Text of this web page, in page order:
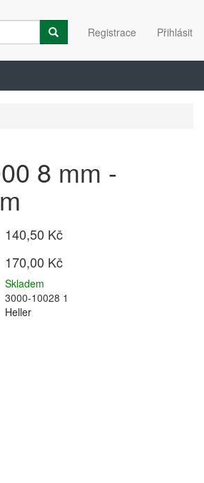
Registrace Přihlásit
8 mm -
140,50 Kč
170,00 Kč
Skladem
3000-10028 1
Heller